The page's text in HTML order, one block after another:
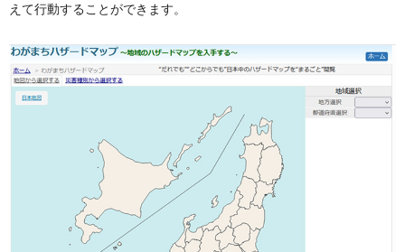
えて行動することができます。